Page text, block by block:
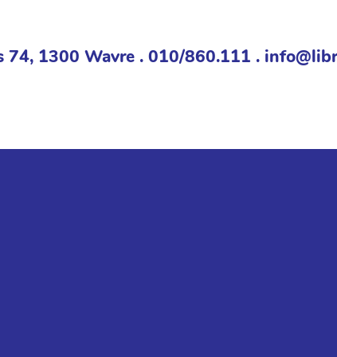
74, 1300 Wavre . 010/860.111 .